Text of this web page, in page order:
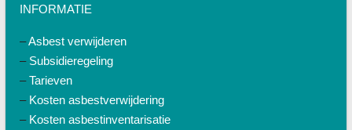
INFORMATIE
–Asbest verwijderen
– Subsidieregeling
–Tarieven
– Kosten asbestverwijdering
– Kosten asbestinventarisatie